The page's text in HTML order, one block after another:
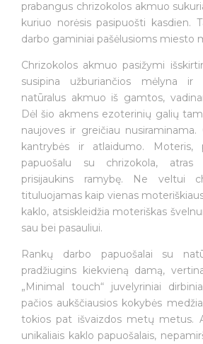
prabangus chrizokolos akmuo
kuriuo norėsis pasipuošti kasdien.
darbo gaminiai pašėlusioms miesto
Chrizokolos akmuo pasižymi
susipina užburiančios mėlyna ir
natūralus akmuo iš gamtos,
Dėl šio akmens ezoterinių galių
naujoves ir greičiau nusiraminama.
kantrybės ir atlaidumo. Moteris,
papuošalu su chrizokola,
prisijaukins ramybę. Ne veltui
tituluojamas kaip vienas
kaklo, atsiskleidžia moteriškas
sau bei pasauliui.
Rankų darbo papuošalai su
pradžiugins kiekvieną damą,
„Minimal touch“ juvelyriniai
pačios aukščiausios kokybės
tokios pat išvaizdos metų metus.
unikaliais kaklo papuošalais,
Jūsų el. paštas